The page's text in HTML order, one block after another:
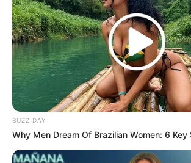
BUZZ DAY
Why Men Dream Of Brazilian Women: 6 Key